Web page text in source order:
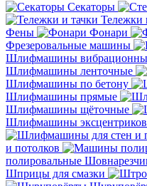
Секаторы
Тележки
Фены
Фонари
Фрезеровальные машины
Шлифмашины
Шлифмашины ленточные
Шлифмашины по бетону
Шлифмашины прямые
Шлифмашины щёточные
Шлифмашины
и потолков
полировальные
Шприцы для смазки